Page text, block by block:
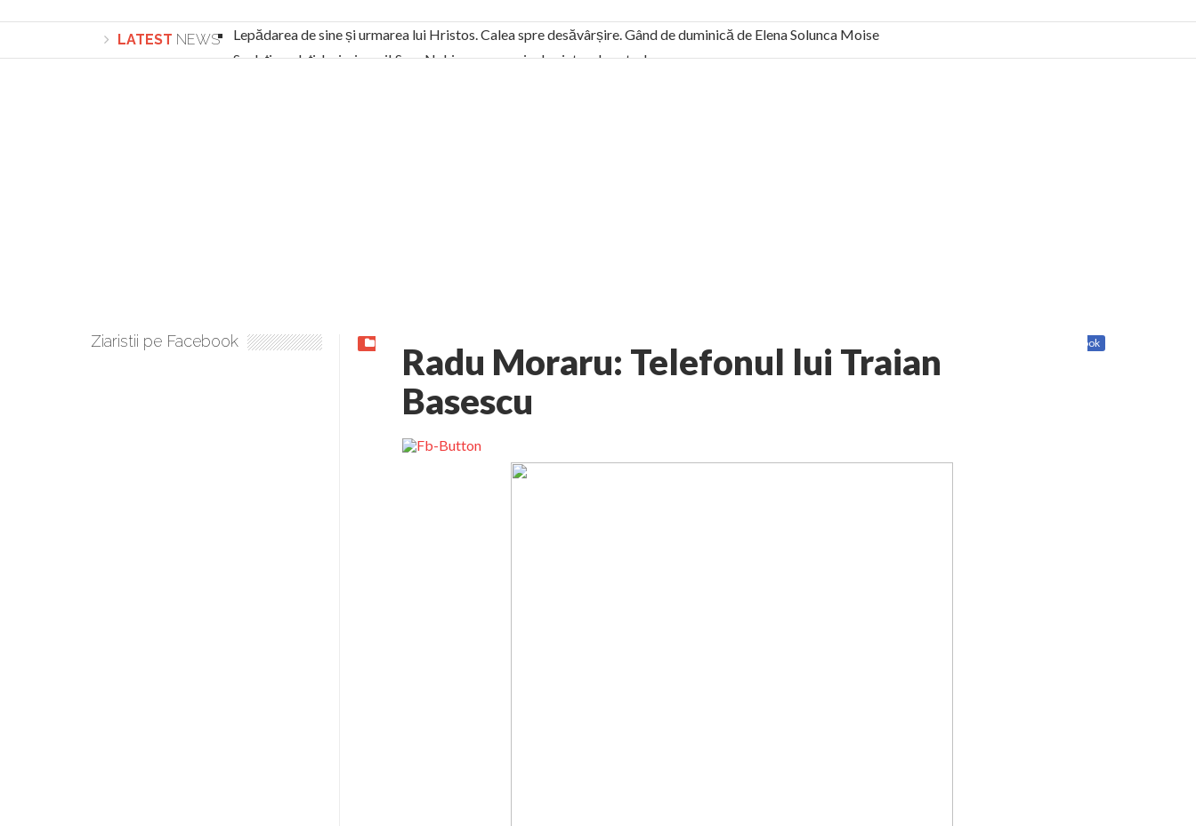
LATEST NEWS
Lepădarea de sine și urmarea lui Hristos. Calea spre desăvârșire. Gând de duminică de Elena Solunca Moise
Sculați, sculați, boieri mari! Sara Nukina are nevoie de ajutorul nostru!
Facebook
Radu Moraru: Telefonul lui Traian
Basescu
Ziaristii pe Facebook